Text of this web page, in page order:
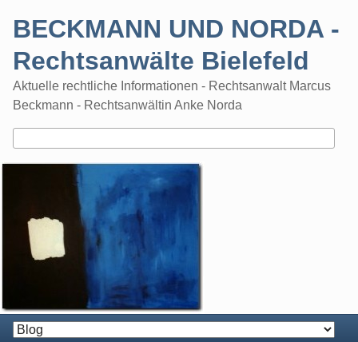
BECKMANN UND NORDA -
Rechtsanwälte Bielefeld
Aktuelle rechtliche Informationen - Rechtsanwalt Marcus
Beckmann - Rechtsanwältin Anke Norda